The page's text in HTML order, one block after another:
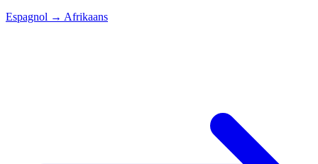
Espagnol → Afrikaans